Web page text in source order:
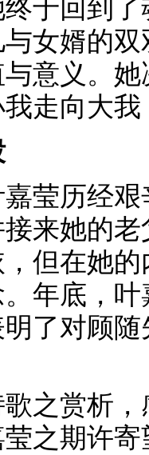
于回到
女婿的
意义。
走向大
历经艰
来她的
但在她
年底，
了对顾
赏析，
之期许